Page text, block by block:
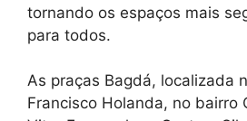
tornando os espaços mais
para todos.
As praças Bagdá, localizada
Francisco Holanda, no bairro